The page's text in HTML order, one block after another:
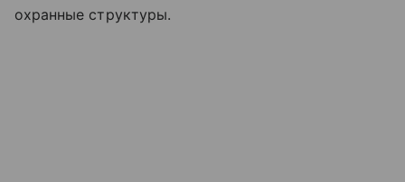
охранные структуры.